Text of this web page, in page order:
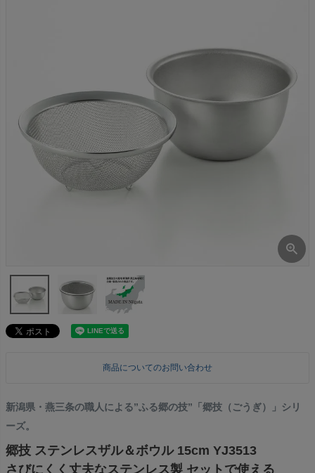
商品についてのお問い合わせ
新潟県・燕三条の職人による”ふる郷の技”「郷技（ごうぎ）」シリ
ーズ。
郷技 ステンレスザル＆ボウル 15cm YJ3513
さびにくく丈夫なステンレス製 セットで使える